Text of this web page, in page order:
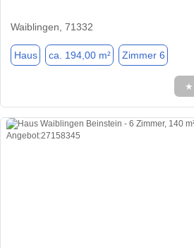
Waiblingen, 71332
Haus ca. 194,00 m² Zimmer 6
★